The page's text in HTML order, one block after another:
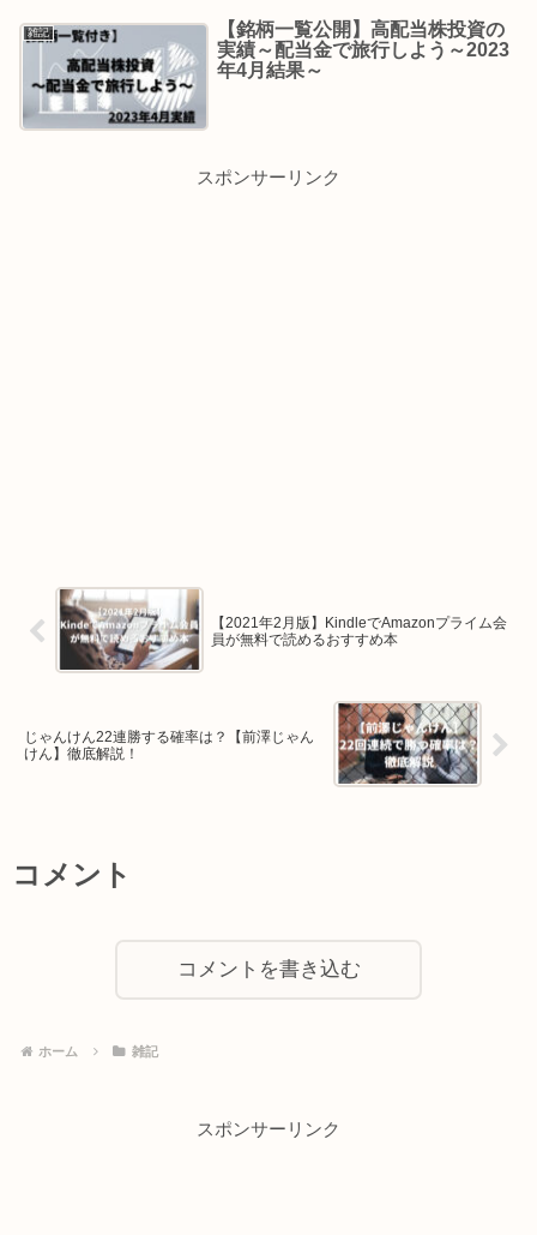
雑記
【銘柄一覧公開】高配当株投資の
実績～配当金で旅行しよう～2023
年4月結果～
スポンサーリンク
【2021年2月版】KindleでAmazonプライム会
員が無料で読めるおすすめ本
じゃんけん22連勝する確率は？【前澤じゃん
けん】徹底解説！
コメント
コメントを書き込む
ホーム 雑記
スポンサーリンク